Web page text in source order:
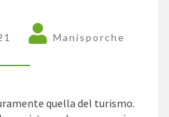
LUNGO,
URGE
COMMISSIONE
Manisporche
quella del turismo.